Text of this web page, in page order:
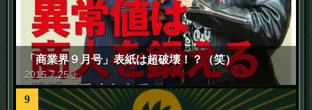
「商業界９月号」表紙は超破壊！？（笑）
2015.7.25 土
9